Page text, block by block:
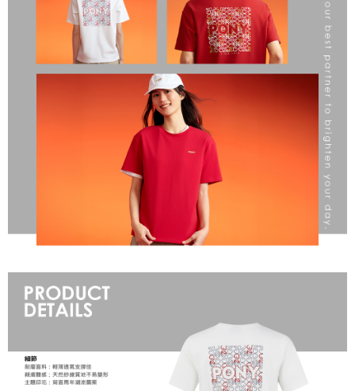
恩沛科技股份有限公司將有權停止該用戶之使用額度並採取法律行動。